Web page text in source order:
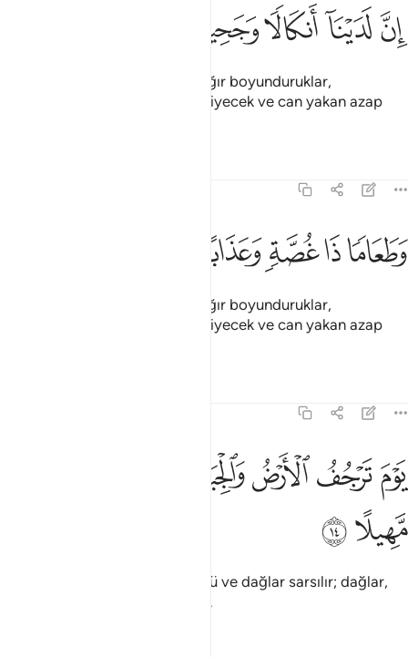
ان لدينا انكالا وجحيما ١٢
إِنَّ لَدَيْنَآ أَنكَالًۭا وَجَحِيمًۭا ١٢
ﲌﲍﲎﲏ
Şüphesiz katımızda onlar için ağır boyunduruklar,
cehennem, boğazı tıkayan bir yiyecek ve can yakan azap
وطعاما ذا غصة وعذابا اليما ١٣
وَطَعَامًۭا ذَا غُصَّةٍۢ وَعَذَابًا أَلِيمًۭا ١٣
ﲑﲒﲓﲔ
Şüphesiz katımızda onlar için ağır boyunduruklar,
cehennem, boğazı tıkayan bir yiyecek ve can yakan azap
يوم ترجف الارض والجبال وكانت الجبال كثيبا مهيلا ١٤
يَوْمَ تَرْجُفُ ٱلْأَرْضُ وَٱلْجِبَالُ وَكَانَتِ ٱلْجِبَالُ كَثِيبًۭا مَّهِيلًا ١٤
ﲗﲘﲙﲚ
ﲞﲟ
Kıyametin koptuğu gün, yeryüzü ve dağlar sarsılır; dağlar,
yumuşak kum yığını haline gelir.